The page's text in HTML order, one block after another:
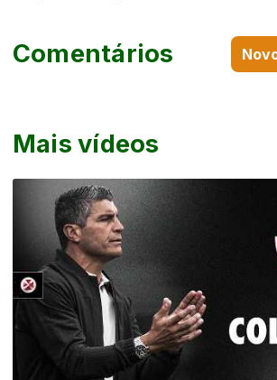
Mais vídeos
Comentários